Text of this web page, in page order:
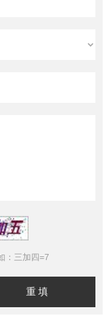
：三加四=7